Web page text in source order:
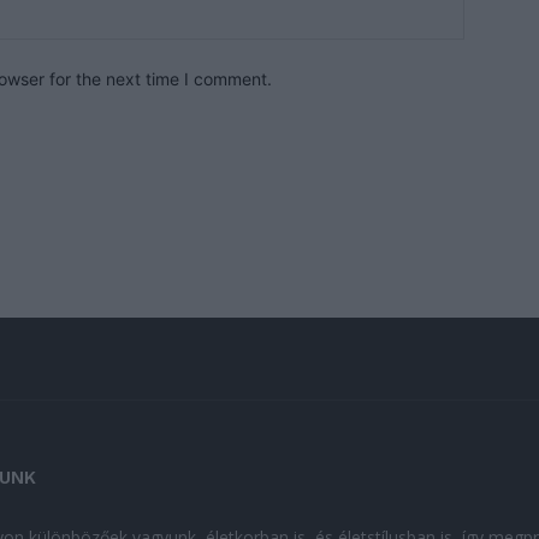
for the next time I comment.